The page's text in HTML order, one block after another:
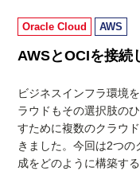
Oracle Cloud AWS
AWSとOCIを接続
ビジネスインフラ環境
ラウドもその選択肢の
すために複数のクラウ
きました。今回は2つ
成をどのように構築す